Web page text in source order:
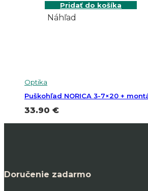
Pridať do košíka
Náhľad
Optika
Puškohľad NORICA 3-7×20 +
33.90 €
Doručenie zadarmo